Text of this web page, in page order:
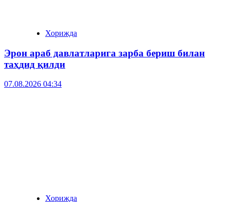
Хорижда
Эрон араб давлатларига зарба бериш билан
таҳдид қилди
07.08.2026 04:34
Хорижда